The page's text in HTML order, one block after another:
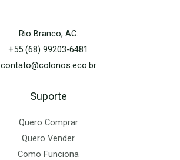
Rio Branco, AC.
+55 (68) 99203-6481
contato@colonos.eco.br
Suporte
Quero Comprar
Quero Vender
Como Funciona